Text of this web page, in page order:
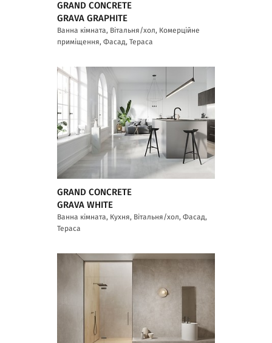
GRAND CONCRETE
GRAVA GRAPHITE
Ванна кімната, Вітальня/хол, Комерційне
приміщення, Фасад, Тераса
GRAND CONCRETE
GRAVA WHITE
Ванна кімната, Кухня, Вітальня/хол, Фасад,
Тераса